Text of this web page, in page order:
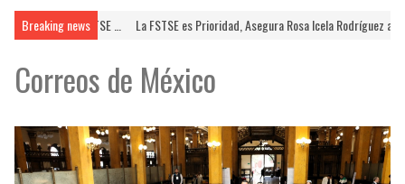
Breaking news
Brinda FSTSE … La FSTSE es Prioridad, Asegura Rosa Icela Rodríguez a
Correos de México